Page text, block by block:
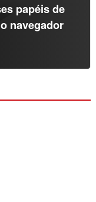
papéis de
navegador
Android